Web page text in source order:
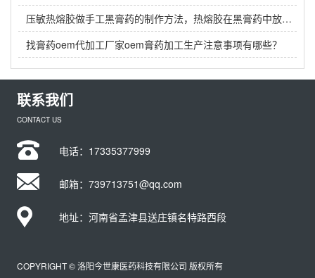
压敏热熔胶做手工黑膏药的制作方法，热熔胶在黑膏药中放多少？
找膏药oem代加工厂家oem膏药加工生产注意事项有哪些？
联系我们
CONTACT US
电话： 17335377999
邮箱：739713751@qq.com
地址：河南省孟津县送庄镇名特路西段
COPYRIGHT © 洛阳今世康医药科技有限公司 版权所有